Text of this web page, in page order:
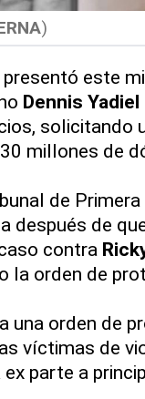
)
presentó este
Dennis
solicitando
millones de
de
después de
contra
la orden de
una orden de
víctimas de
parte a